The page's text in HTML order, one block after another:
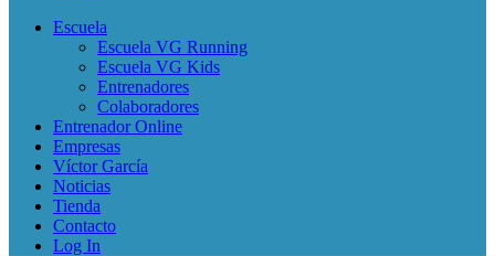
Escuela
Escuela VG Running
Escuela VG Kids
Entrenadores
Colaboradores
Entrenador Online
Empresas
Víctor García
Noticias
Tienda
Contacto
Log In